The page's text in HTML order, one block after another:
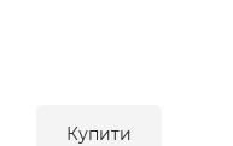
Купити